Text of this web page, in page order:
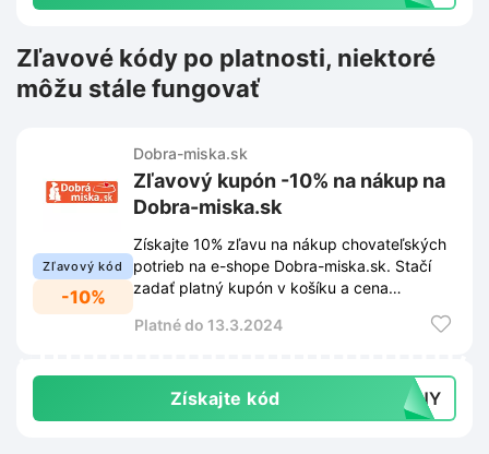
Zľavové kódy po platnosti, niektoré
môžu stále fungovať
Zľavový kód
-10%
Dobra-miska.sk
Zľavový kupón -10% na nákup na
Dobra-miska.sk
Získajte 10% zľavu na nákup chovateľských
potrieb na e-shope Dobra-miska.sk. Stačí
zadať platný kupón v košíku a cena
Platné do 13.3.2024
Získajte kód NINY